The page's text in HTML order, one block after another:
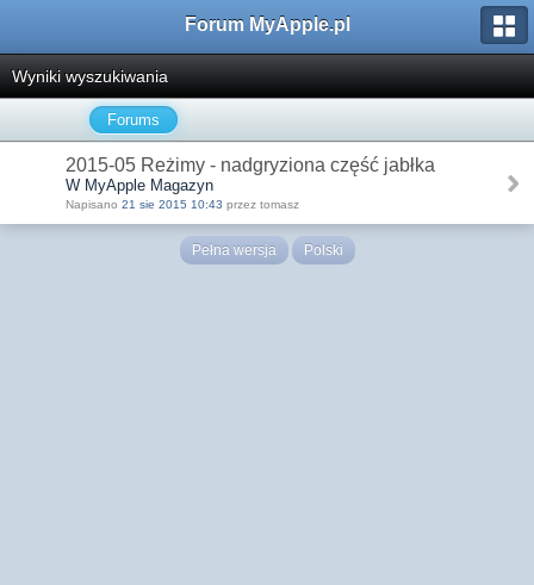
Forum MyApple.pl
Wyniki wyszukiwania
Forums
2015-05 Reżimy - nadgryziona część jabłka
W MyApple Magazyn
Napisano 21 sie 2015 10:43 przez tomasz
Pełna wersja Polski